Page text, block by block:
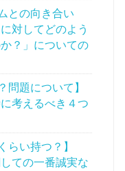
との向き合い
対してどのよう
？」についての
問題について】
考えるべき４つ
らい持つ？】
ての一番誠実な